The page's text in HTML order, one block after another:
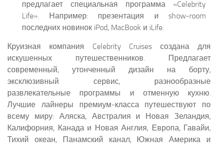
предлагает специальная программа «Celebrity
Life». Например: презентация и show-room
последних новинок iPod, MacBook и iLife.
Круизная компания Celebrity Cruises создана для
искушенных путешественников. Предлагает
современный, утонченный дизайн на борту,
эксклюзивный сервис, разнообразные
развлекательные программы и отменную кухню.
Лучшие лайнеры премиум-класса путешествуют по
всему миру: Аляска, Австралия и Новая Зеландия,
Калифорния, Канада и Новая Англия, Европа, Гавайи,
Тихий океан, Панамский канал, Южная Америка и